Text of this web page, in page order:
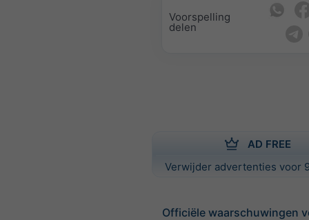
Voorspelling
delen
AD FREE
Verwijder advertenties voor
Officiële waarschuwingen